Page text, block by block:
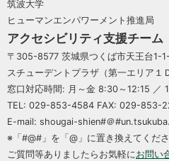
筑波大学
ヒューマンエンパワーメント推進局
アクセシビリティ支援チーム
〒305-8577 茨城県つくば市天王台1-
スチューデントプラザ（第一エリア１
窓口対応時間: 月～金 8:30～12:15 ／
TEL: 029-853-4584 FAX: 029-853-
E-mail: shougai-shien#＠
※「#@#」を「@」に置き換えてくださ
ご質問等ありましたらお気軽にお問い